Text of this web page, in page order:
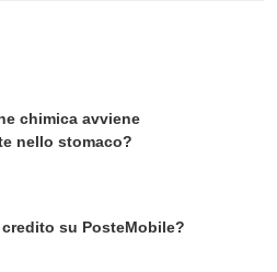
chimica avviene
nello stomaco?
su PosteMobile?